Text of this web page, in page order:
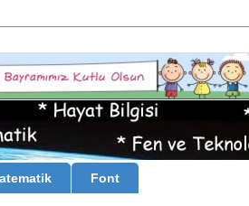
Font